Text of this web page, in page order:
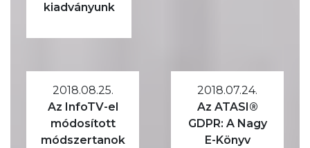
kiadványunk
2018.08.25.
Az InfoTV-el
módosított
módszertanok
2018.07.24.
Az ATASI®
GDPR: A Nagy
E-Könyv